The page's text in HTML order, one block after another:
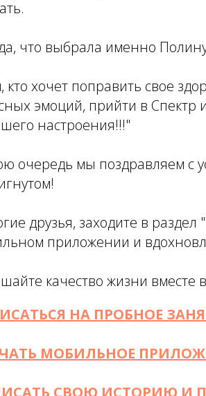
что выбрала именно
кто хочет поправить свое
эмоций, прийти в Спектр
настроения!!!"
очередь мы поздравляем с
друзья, заходите в
приложении и
качество жизни вместе
НА ПРОБНОЕ
МОБИЛЬНОЕ
СВОЮ ИСТОРИЮ И